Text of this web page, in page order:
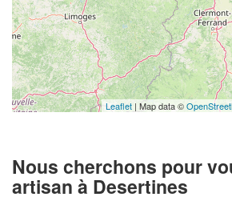
Leaflet | Map data ©
Nous cherchons pour
artisan à Desertines